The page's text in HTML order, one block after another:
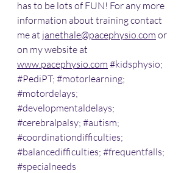
has to be lots of FUN! For any more
information about training contact
me at janethale@pacephysio.com or
on my website at
www.pacephysio.com #kidsphysio;
#PediPT; #motorlearning;
#motordelays;
#developmentaldelays;
#cerebralpalsy; #autism;
#coordinationdifficulties;
#balancedifficulties; #frequentfalls;
#specialneeds